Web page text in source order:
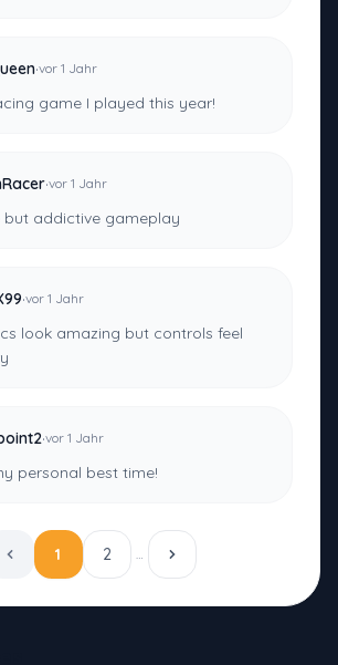
·vor 1 Jahr
game I played this year!
·vor 1 Jahr
but addictive gameplay
·vor 1 Jahr
look amazing but controls feel
·vor 1 Jahr
personal best time!
1 2 …